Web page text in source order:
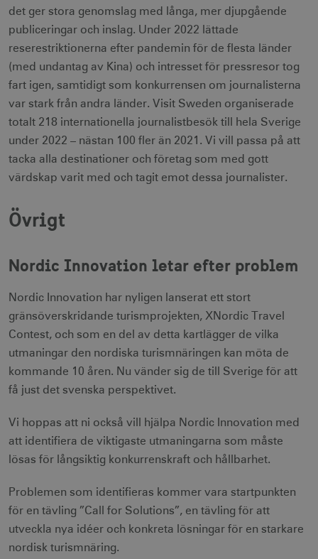
det ger stora genomslag med långa, mer djupgående
publiceringar och inslag. Under 2022 lättade
reserestriktionerna efter pandemin för de flesta länder
(med undantag av Kina) och intresset för pressresor tog
fart igen, samtidigt som konkurrensen om journalisterna
var stark från andra länder. Visit Sweden organiserade
totalt 218 internationella journalistbesök till hela Sverige
under 2022 – nästan 100 fler än 2021. Vi vill passa på att
tacka alla destinationer och företag som med gott
värdskap varit med och tagit emot dessa journalister.
Övrigt
Nordic Innovation letar efter problem
Nordic Innovation har nyligen lanserat ett stort
gränsöverskridande turismprojekten, XNordic Travel
Contest, och som en del av detta kartlägger de vilka
utmaningar den nordiska turismnäringen kan möta de
kommande 10 åren. Nu vänder sig de till Sverige för att
få just det svenska perspektivet.
Vi hoppas att ni också vill hjälpa Nordic Innovation med
att identifiera de viktigaste utmaningarna som måste
lösas för långsiktig konkurrenskraft och hållbarhet.
Problemen som identifieras kommer vara startpunkten
för en tävling ”Call for Solutions”, en tävling för att
utveckla nya idéer och konkreta lösningar för en starkare
nordisk turismnäring.
_gid
Google LLC
.visitsweden.com
1 dag
Används
unikt värde
varje besökt
och
att räkna
spåra
ingen
_ga_E3KTQC6HXK
.visitsweden.com
månad
Denna
används av
_ga
1 år 1
Används
som
Den ingår i
webbplats
mTrackingPageViewCount
.corporate.visitsweden.com
_gat_gtag_UA_121053790_1 .visitsweden.com
anj
Xandr Inc.
.adnxs.com
IDE
Google LLC
.doubleclick.net
uuid2
Xandr Inc.
_hjSessionUser_1328012 .visitsweden.com
mTrackingTimeOnSite .corporate.visitsweden.com
Inc.
.vimeo.com
månad
Vimeo-
videospelaren
på
webbplatser.
Den
innehåller
ingen
identifierbar
information.
Används av
Vimeo-
på
webbplatser.
Den
innehåller
ingen